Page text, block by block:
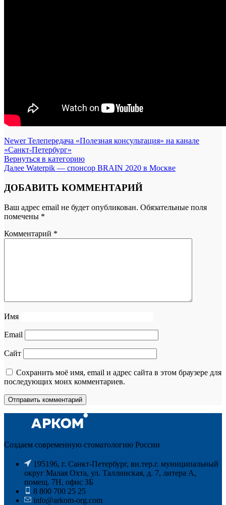
Newer Телепередача «Полезная консультация» на канале
«Санкт-Петербург»
Вернуться в категорию
Далее Waterpik — спонсор BRAIN 2020 в Москве
ДОБАВИТЬ КОММЕНТАРИЙ
Ваш адрес email не будет опубликован. Обязательные поля
помечены *
Комментарий *
Имя
Email
Сайт
Сохранить моё имя, email и адрес сайта в этом браузере для
последующих моих комментариев.
Создаем современную стоматологию России
195196, г. Санкт-Петербург, вн.тер.г. муниципальный
округ Малая Охта, ул. Таллинская, д. 7, литера А,
помещ. 7Н, офис ЗБ
8 800 700 25 25
info@arkom-org.com